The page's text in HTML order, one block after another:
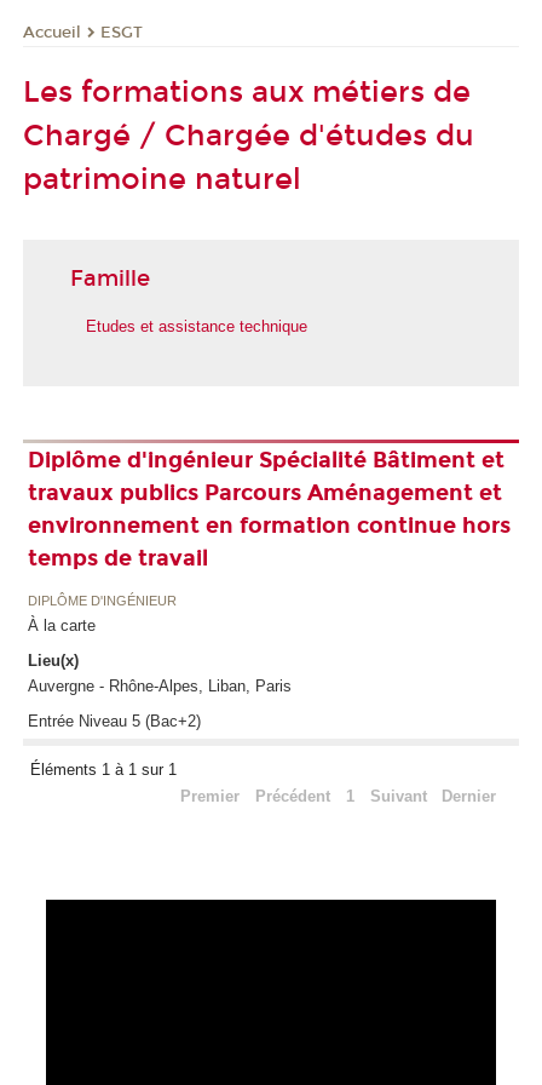
Accueil ESGT
Les formations aux métiers de
Chargé / Chargée d'études du
patrimoine naturel
Famille
Etudes et assistance technique
Diplôme d'ingénieur Spécialité Bâtiment et
travaux publics Parcours Aménagement et
environnement en formation continue hors
temps de travail
DIPLÔME D'INGÉNIEUR
À la carte
Lieu(x)
Auvergne - Rhône-Alpes, Liban, Paris
Entrée Niveau 5 (Bac+2)
Éléments 1 à 1 sur 1
Premier
Précédent 1 Suivant Dernier